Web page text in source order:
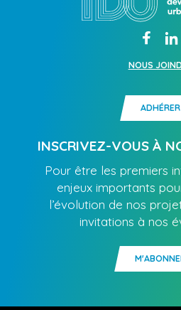
NOUS
ADHÉRER
INSCRIVEZ-VOUS À
Pour être les premiers
enjeux importants
l’évolution de nos
invitations à nos